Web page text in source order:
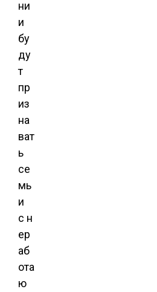
ни
и
бу
ду
т
пр
из
на
ват
ь
се
мь
и
с н
ер
аб
ота
ю